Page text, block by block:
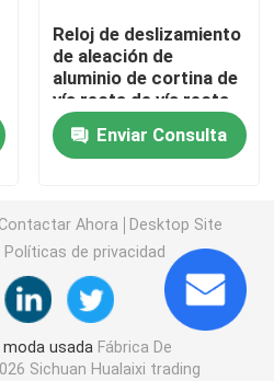
mano
niños
nuevo modelo
Reloj de deslizamiento
de aleación de
aluminio de cortina de
vía recta de vía recta,
código superior,
código lateral,
conjunto de
Enviar Consulta
Contactar Ahora
Desktop Site
Políticas de privacidad
moda usada Fábrica De
Sichuan Hualaixi trading